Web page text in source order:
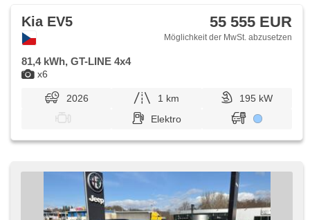
x6
Kia EV5 55 555 EUR
Möglichkeit der MwSt. abzusetzen
81,4 kWh, GT-LINE 4x4
2026 1 km
195 kW
Elektro